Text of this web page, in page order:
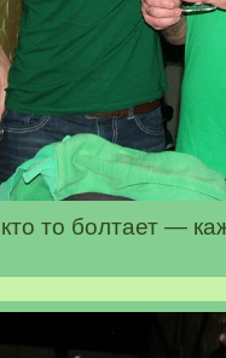
кто то болтает —